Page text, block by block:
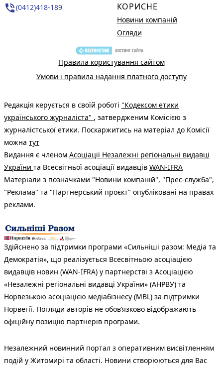
phone_in_talk(0412)418-189 КОРИСНЕ
Новини компаній
Огляди
Правила користування сайтом
Умови і правила надання платного доступу
Редакція керується в своїй роботі "Кодексом етики
українського журналіста" , затвердженим Комісією з
журналістської етики. Поскаржитись на матеріал до Комісії
можна тут
Видання є членом Асоціації Незалежні регіональні видавці
України та Всесвітньої асоціації видавців WAN-IFRA
Матеріали з позначками "Новини компаній", "Прес-служба",
"Реклама" та "Партнерський проєкт" опубліковані на правах
реклами.
Здійснено за підтримки програми «Сильніші разом: Медіа та
Демократія», що реалізується Всесвітньою асоціацією
видавців новин (WAN-IFRA) у партнерстві з Асоціацією
«Незалежні регіональні видавці України» (АНРВУ) та
Норвезькою асоціацією медіабізнесу (MBL) за підтримки
Норвегії. Погляди авторів не обов’язково відображають
офіційну позицію партнерів програми.
Незалежний новинний портал з оперативним висвітленням
подій у Житомирі та області. Новини створюються для Вас